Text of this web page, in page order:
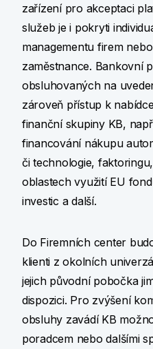
zařízení pro akceptaci
služeb je i pokryti
managementu firem
zaměstnance. Bankovní
obsluhovaných na
zároveň přístup k
finanční skupiny KB,
financování nákupu
či technologie,
oblastech využití EU
investic a další.
Do Firemních center
klienti z okolních
jejich původní pobočka
dispozici. Pro zvýšení
obsluhy zavádí KB
poradcem nebo dalšími